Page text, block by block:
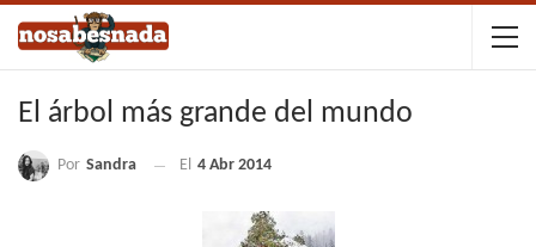
El árbol más grande del mundo
Por Sandra El 4 Abr 2014